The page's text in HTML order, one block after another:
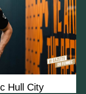
Hull City